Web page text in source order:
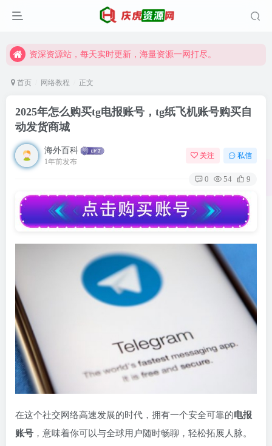
资深资源站，每天实时更新，海量资源一网打尽。
资深资源站，每天实时更新，海量资源一网打尽。
首页 网络教程 正文
2025年怎么购买tg电报账号，tg纸飞机账号购买自
动发货商城
海外百科
1年前发布
关注 私信
0 54 9
在这个社交网络高速发展的时代，拥有一个安全可靠的电报
账号 ，意味着你可以与全球用户随时畅聊，轻松拓展人脉。